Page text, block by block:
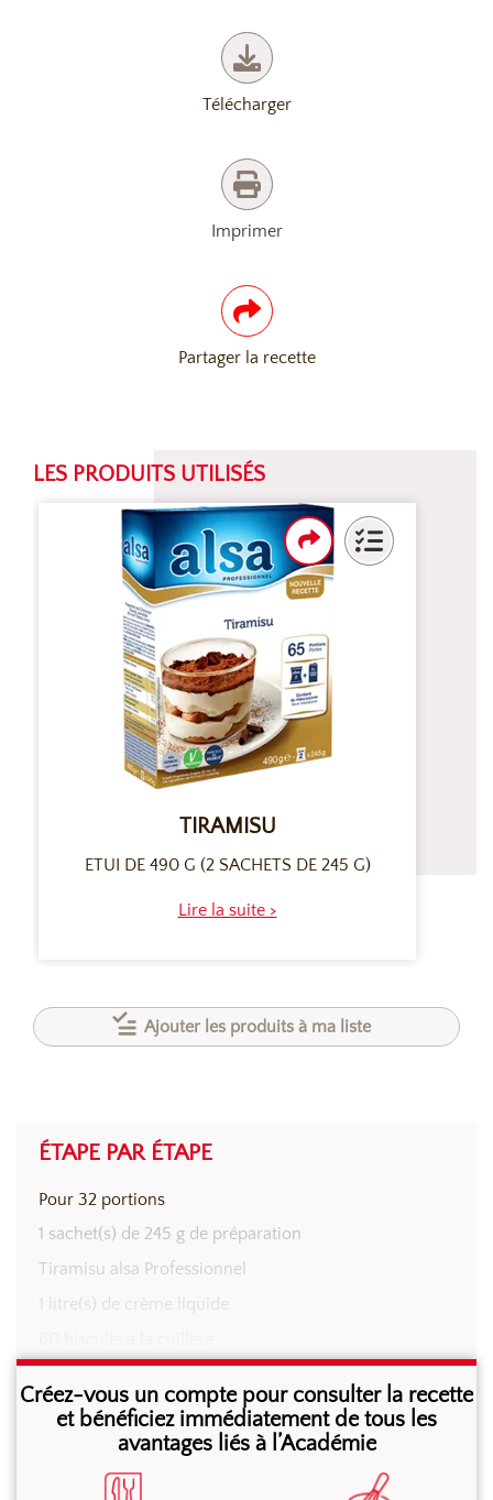
Télécharger
Imprimer
Partager la recette
LES PRODUITS UTILISÉS
TIRAMISU
ETUI DE 490 G (2 SACHETS DE 245 G)
Lire la suite >
Ajouter les produits à ma liste
ÉTAPE PAR ÉTAPE
Pour 32 portions
1 sachet(s) de 245 g de préparation
Tiramisu alsa Professionnel
1 litre(s) de crème liquide
Le jus d’1 citron jaune
Laver les fraises et tailler en petits dés réguliers.
Créez-vous un compte pour consulter la recette
et bénéficiez immédiatement de tous les
avantages liés à l’Académie